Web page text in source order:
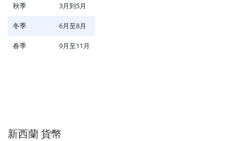
秋季 3月到5月
冬季 6月至8月
春季 9月至11月
新西蘭 貨幣